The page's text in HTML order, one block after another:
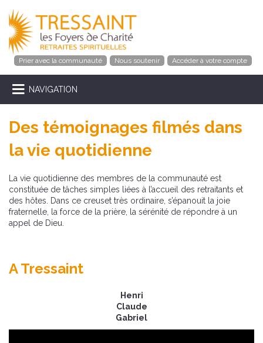
Prier avec la communauté Nous soutenir Accéder à votre compte
NAVIGATION
Des témoignages filmés dans
la vie quotidienne
La vie quotidienne des membres de la communauté est
constituée de tâches simples liées à l’accueil des retraitants et
des hôtes. Dans ce creuset très ordinaire, s’épanouit la joie
fraternelle, la force de la prière, la sérénité de répondre à un
appel de Dieu.
A Tressaint
Henri
Claude
Gabriel